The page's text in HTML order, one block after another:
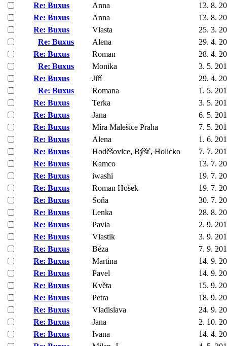
Re: Buxus Anna
13. 8.
Re: Buxus
Anna
13. 8.
Re: Buxus
Vlasta
25. 3.
Re: Buxus
Alena
29. 4.
Re: Buxus
Roman
28. 4.
Re: Buxus
Monika
3. 5.
Re: Buxus
Jiří
29. 4.
Re: Buxus
Romana
1. 5.
Re: Buxus
Terka
3. 5.
Re: Buxus
Jana
6. 5.
Re: Buxus
Míra Malešice Praha
7. 5.
Re: Buxus
Alena
1. 6.
Re: Buxus
Hoděšovice, Býšť, Holicko
7. 7.
Re: Buxus
Kamco
13. 7.
Re: Buxus
iwashi
19. 7.
Re: Buxus
Roman Hošek
19. 7.
Re: Buxus
Soňa
30. 7.
Re: Buxus
Lenka
28. 8.
Re: Buxus
Pavla
2. 9.
Re: Buxus
Vlastik
3. 9.
Re: Buxus
Béza
7. 9.
Re: Buxus
Martina
14. 9.
Re: Buxus
Pavel
14. 9.
Re: Buxus
Květa
15. 9.
Re: Buxus
Petra
18. 9.
Re: Buxus
Vladislava
24. 9.
Re: Buxus
Jana
2. 10.
Re: Buxus
Ivana
14. 4.